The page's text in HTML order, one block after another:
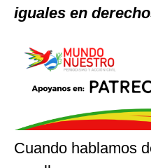
iguales en
Cuando hablamos